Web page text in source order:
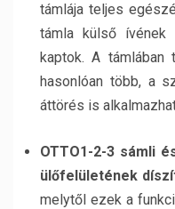
támlája teljes
támla külső ívének
kaptok. A támlában
hasonlóan több, a
áttörés is
OTTO1-2-3 sámli
ülőfelületének
melytől ezek a